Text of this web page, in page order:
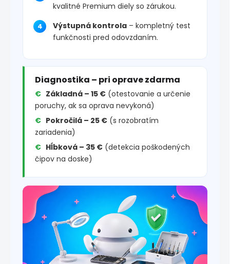
kvalitné Premium diely so zárukou.
Výstupná kontrola – kompletný test
funkčnosti pred odovzdaním.
Diagnostika – pri oprave zdarma
Základná – 15 € (otestovanie a určenie
poruchy, ak sa oprava nevykoná)
Pokročilá – 25 € (s rozobratím
zariadenia)
Hĺbková – 35 € (detekcia poškodených
čipov na doske)